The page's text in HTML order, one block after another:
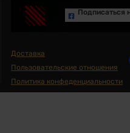
Подписаться
Доставка
Пользовательские отношения
Политика конфеденциальности